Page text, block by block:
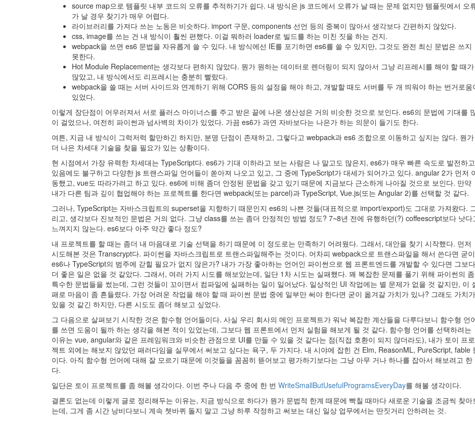
source map으로 템플릿 내부 코드의 오류를 추적하기가 쉽다. 내 방식은 js 코드에서 오류가 날 때는 문제 없지만 템플릿에서 오
가 날 경우 찾기가 매우 어렵다.
라이브러리를 가져다 쓰는 노동은 비슷하다. import 구문, components 선언 등의 중복이 많아서 생각보다 간편하지 않았다.
css, image를 쓰는 건 내 방식이 훨씬 편했다. 이걸 뭐하러 loader로 빌드를 하는 미친 짓을 하는 건지.
webpack을 쓰면 es6 문법을 자유롭게 쓸 수 있다. 내 방식에선 IE를 포기하면 es6를 쓸 수 있지만, 그것도 완전 최신 문법은 쓰지
못한다.
Hot Module Replacement는 생각보다 편하지 않았다. 뭔가 원하는 데이터로 렌더링이 되지 않아서 그냥 리프레시를 해야 할 때가
많았고, 내 방식에서도 리프레시는 충분히 빨랐다.
webpack을 쓸 때는 서버 사이드와 연계하기 위해 CORS 등의 설정을 해야 하고, 개발할 때도 서버를 두 개 띄워야 하는 번거로움
있었다.
이렇게 장단점이 어우러져서 서로 플러스 마이너스를 주고 받은 끝에 나온 생산성은 거의 비슷한 것으로 보인다. es6의 문법에 기대를
이 걸었으나, 여전히 파이썬과 넘사벽의 차이가 있었다. 가끔 es6가 과연 자바보다는 나은가 하는 의문이 들기도 한다.
여튼, 지금 내 방식이 그럭저럭 할만하긴 하지만, 분명 단점이 존재하고, 그렇다고 webpack과 es6 조합으로 이동하고 싶지는 않다. 뭔가
더 나은 차세대 기술을 찾을 필요가 있는 상황이다.
현 시점에서 가장 유력한 차세대는 TypeScript다. es6가 기대 이하라고 보는 사람은 나 말고도 많은지, es6가 매우 빠른 속도로 발전하고
있음에도 불구하고 다양한 js 트랜스파일 언어들이 쏟아져 나오고 있고, 그 중에 TypeScript가 대세가 되어가고 있다. angular 2가 먼저
동했고, vue도 따라가려고 하고 있다. es6에 비해 좀더 안정된 문법을 갖고 있기 때문에 지금보다 근소하게 나아질 것으로 보인다. 만약
내가 다른 팀과 깊이 협업해야 하는 프로젝트를 한다면 webpack(또는 parcel)과 TypeScript, Vue.js(또는 Angular 2)를 선택할 것 같다.
그러나, TypeScript는 자바스크립트의 superset을 지향하기 때문인지 es6의 나쁜 것들(대표적으로 import/export)도 그대로 가져왔다.
리고, 생각보다 진보적인 문법은 거의 없다. 그냥 class를 쓰는 좀더 안정적인 방법 정도? 7~8년 전에 유행하던(?) coffeescript보다 낫다
느껴지지 않는다. es6보다 아주 약간 좋다 정도?
내 프로젝트를 할 때는 좀더 내 마음대로 기술 선택을 하기 때문에 이 정도로는 만족하기 어려웠다. 그래서, 대안을 찾기 시작했다. 먼저
시도해본 것은 Transcrypt다. 파이썬을 자바스크립트로 트랜스파일해주는 것이다. 어차피 webpack으로 트랜스파일을 해서 쓴다면 굳이
es6나 TypeScript의 범주에 갇힐 필요가 없지 않은가? 내가 가장 좋아하는 언어인 파이썬으로 웹 프론트엔드를 개발할 수 있다면 그보다
더 좋은 일은 없을 것 같았다. 그래서, 여러 가지 시도를 해보았는데, 일단 1차 시도는 실패했다. 꽤 복잡한 문제를 풀기 위해 파이썬의 좀
특수한 문법들을 썼는데, 그런 것들이 꼬이면서 컴파일에 실패하는 일이 일어났다. 일상적인 UI 작업에는 별 문제가 없을 것 같지만, 이
패로 마음이 좀 흔들렸다. 가장 어려운 작업을 해야 할 때 파이썬 문법 중에 일부만 써야 한다면 굳이 옮겨갈 가치가 있나? 그래도 가치가
있을 것 같긴 하지만, 다른 시도도 좀더 해보고 싶었다.
그 다음으로 살펴보기 시작한 것은 함수형 언어들이다. 사실 우리 회사의 메인 프로젝트가 워낙 복잡한 계산들을 다루다보니 함수형 언
를 쓰면 도움이 될까 하는 생각을 해본 적이 있었는데, 그보다 웹 프론트에서 먼저 실험을 해보게 될 것 같다. 함수형 언어를 선택하려는
이유는 vue, angular와 같은 프레임워크와 비슷한 관점으로 UI를 만들 수 있을 것 같다는 점(직접 호환이 되지 않더라도), 내가 토이 프로
젝트 외에는 해보지 않았던 패러다임을 실무에서 써보고 싶다는 욕구, 두 가지다. 내 시야에 잡힌 건 Elm, ReasonML, PureScript, fable
이다. 아직 함수형 언어에 대해 잘 모르기 때문에 이것들을 꼼꼼히 뜯어보고 평가하기보다는 그냥 아무 거나 하나를 잡아서 해보려고 한
다.
일단은 토이 프로젝트를 좀 해볼 생각이다. 이번 주나 다음 주 중에 한 번 WriteSmallButUsefulProgramsEveryDay를 해볼 생각이다.
결론도 없는데 이렇게 글로 정리해두는 이유는, 지금 방식으로 하다가 뭔가 문법적 한계 때문에 빡칠 때마다 새로운 기술을 조금씩 찾아
는데, 그게 좀 시간 낭비다보니 계속 쳇바퀴 돌지 말고 그냥 하루 작정하고 써보는 대신 일상 업무에서는 딴짓거리 안하려는 것.